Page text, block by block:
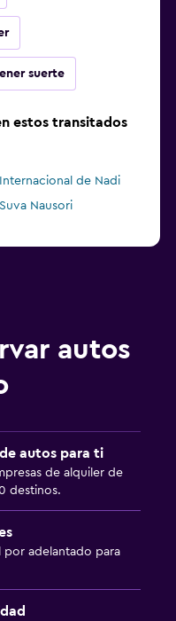
suerte
estos transitados
de Nadi
Nausori
autos
autos para ti
de alquiler de
destinos.
adelantado para